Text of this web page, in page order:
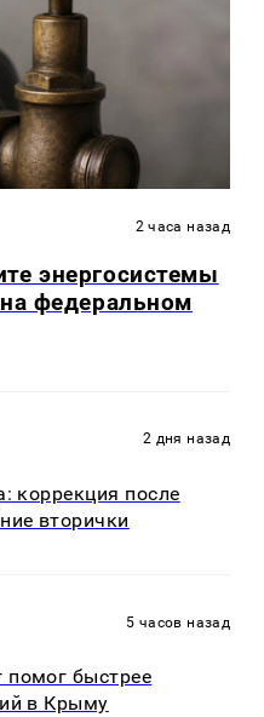
2 часа назад
энергосистемы
федеральном
2 дня назад
коррекция после
вторички
5 часов назад
помог быстрее
в Крыму